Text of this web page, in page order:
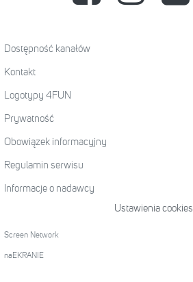
Dostępność kanałów
Kontakt
Logotypy 4FUN
Prywatność
Obowiązek informacyjny
Regulamin serwisu
Informacje o nadawcy
Ustawienia cookies
Screen Network
naEKRANIE